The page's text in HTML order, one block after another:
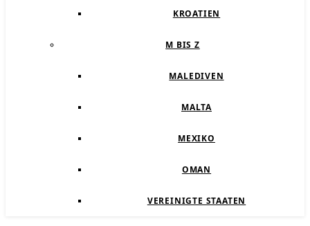
KROATIEN
M BIS Z
MALEDIVEN
MALTA
MEXIKO
OMAN
VEREINIGTE STAATEN